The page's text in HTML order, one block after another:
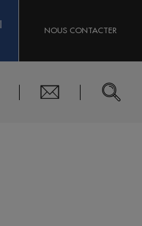
NOUS CONTACTER